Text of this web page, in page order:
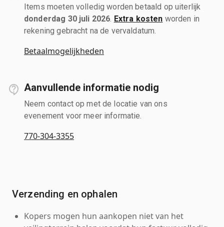
Items moeten volledig worden betaald op uiterlijk
donderdag 30 juli 2026 Extra kosten worden in
rekening gebracht na de vervaldatum.
Betaalmogelijkheden
Aanvullende informatie nodig
Neem contact op met de locatie van ons
evenement voor meer informatie.
770-304-3355
Verzending en ophalen
Kopers mogen hun aankopen niet van het